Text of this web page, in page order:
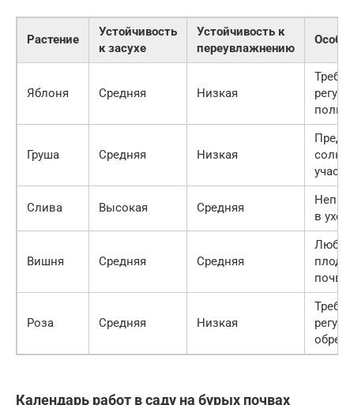
Растение
Устойчивость
к засухе
Устойчивость к
переувлажнению
Яблоня Средняя Низкая
Груша Средняя Низкая
Слива Высокая Средняя
в
Вишня Средняя Средняя
Любит
почву
Роза Средняя Низкая
Календарь работ в саду на бурых почвах